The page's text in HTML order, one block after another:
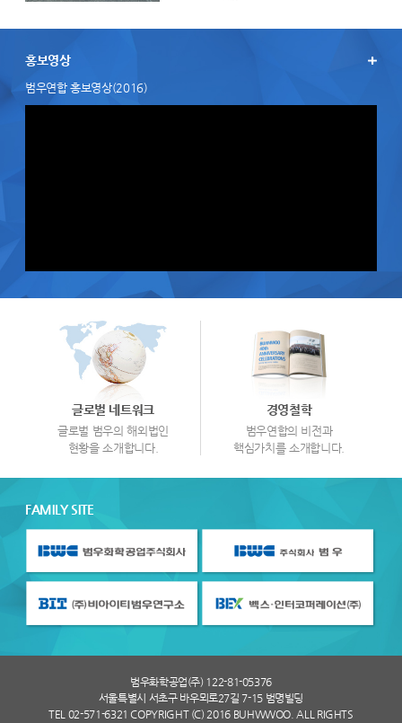
홍보영상
범우연합 홍보영상(2016)
글로벌 네트워크
글로벌 범우의 해외법인
현황을 소개합니다.
경영철학
범우연합의 비전과
핵심가치를 소개합니다.
FAMILY SITE
범우화학공업(주) 122-81-05376
서울특별시 서초구 바우뫼로27길 7-15 범명빌딩
TEL 02-571-6321 COPYRIGHT (C) 2016 BUHWWOO. ALL RIGHTS